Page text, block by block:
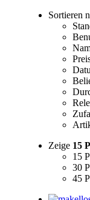
Sortieren
Zeige 15
15
30
45